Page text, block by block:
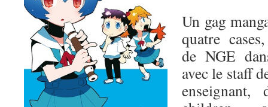
Un gag
quatre
de NGE
avec le staff